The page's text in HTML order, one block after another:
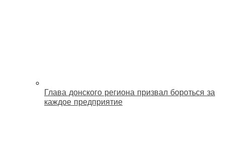
Глава донского региона призвал бороться за
каждое предприятие